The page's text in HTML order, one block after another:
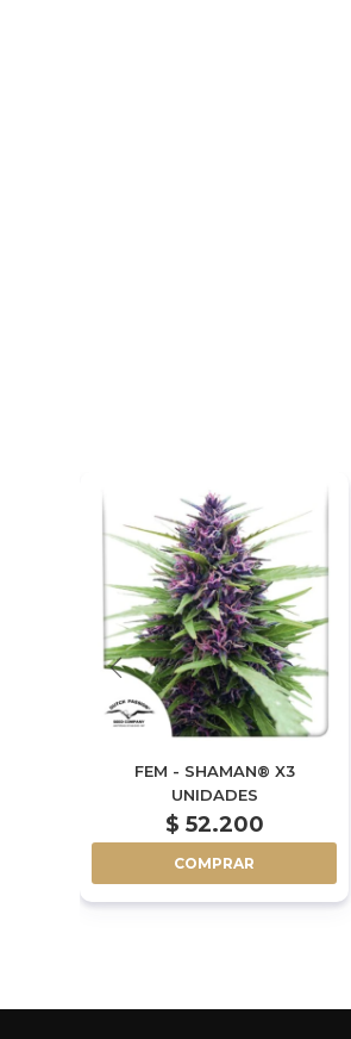
FEM - SHAMAN® X3
UNIDADES
$ 52.200
COMPRAR